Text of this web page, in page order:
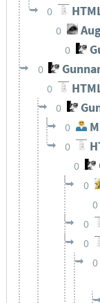
0
0
0
0
0
0
0
0
0
0
0
0
0
0